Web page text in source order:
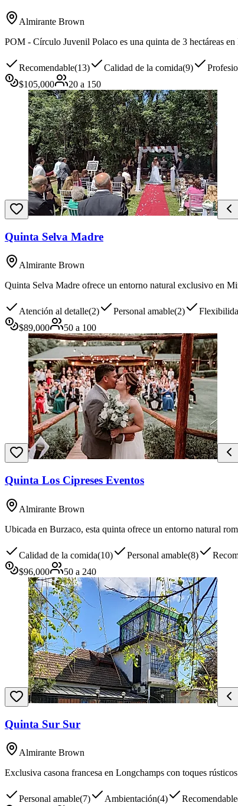
Almirante Brown
POM - Círculo Juvenil Polaco es una quinta de 3 hectáreas
Recomendable(13) Calidad de la comida(9)
$105,000 20 a 150
Quinta Selva Madre
Almirante Brown
Quinta Selva Madre ofrece un entorno natural exclusivo en
Atención al detalle(2) Personal amable(2)
$89,000 50 a 100
Quinta Los Cipreses Eventos
Almirante Brown
Ubicada en Burzaco, esta quinta ofrece un entorno natural
Calidad de la comida(10) Personal amable(8)
$96,000 50 a 240
Quinta Sur Sur
Almirante Brown
Exclusiva casona francesa en Longchamps con toques
Personal amable(7) Ambientación(4) Recomendable